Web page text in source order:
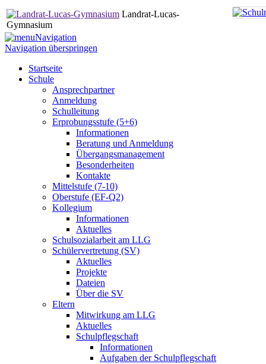
Landrat-Lucas-
Gymnasium
Navigation
Navigation überspringen
Startseite
Schule
Ansprechpartner
Anmeldung
Schulleitung
Erprobungsstufe (5+6)
Informationen
Beratung und Anmeldung
Übergangsmanagement
Besonderheiten
Kontakte
Mittelstufe (7-10)
Oberstufe (EF-Q2)
Kollegium
Informationen
Aktuelles
Schulsozialarbeit am LLG
Schülervertretung (SV)
Aktuelles
Projekte
Dateien
Über die SV
Eltern
Mitwirkung am LLG
Aktuelles
Schulpflegschaft
Informationen
Aufgaben der Schulpflegschaft